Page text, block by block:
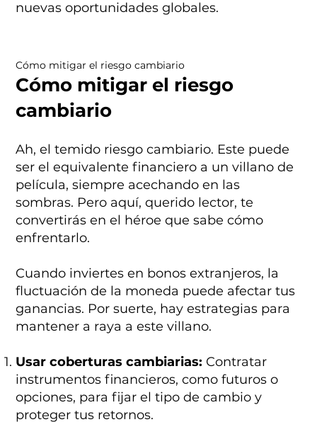
Cómo mitigar el riesgo cambiario
Cómo mitigar el riesgo
cambiario
Ah, el temido riesgo cambiario. Este puede
ser el equivalente financiero a un villano de
película, siempre acechando en las
sombras. Pero aquí, querido lector, te
convertirás en el héroe que sabe cómo
enfrentarlo.
Cuando inviertes en bonos extranjeros, la
fluctuación de la moneda puede afectar tus
ganancias. Por suerte, hay estrategias para
mantener a raya a este villano.
Usar coberturas cambiarias: Contratar
instrumentos financieros, como futuros o
opciones, para fijar el tipo de cambio y
proteger tus retornos.
nuevas oportunidades globales.